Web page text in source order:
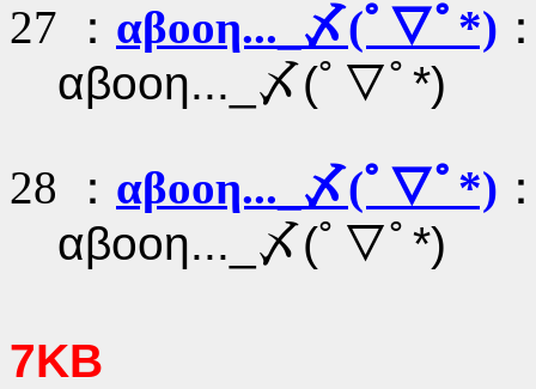
27 ： αβοοη..._〆(ﾟ▽ﾟ*)
αβοοη..._〆(ﾟ▽ﾟ*)
28 ： αβοοη..._〆(ﾟ▽ﾟ*)
αβοοη..._〆(ﾟ▽ﾟ*)
7KB